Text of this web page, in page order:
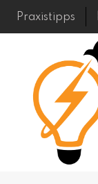
Skip
Praxistipps